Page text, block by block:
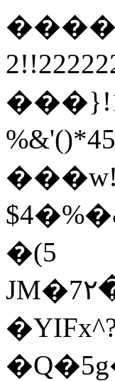
�(5
JM�7٢��rcc��Uk�V�N�KȠ�h��C�7#ӌ}*�v�Ӓ